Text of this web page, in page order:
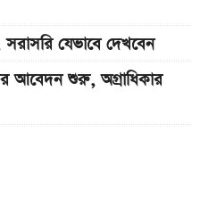
সরাসরি যেভাবে দেখবেন
আবেদন শুরু, অগ্রাধিকার